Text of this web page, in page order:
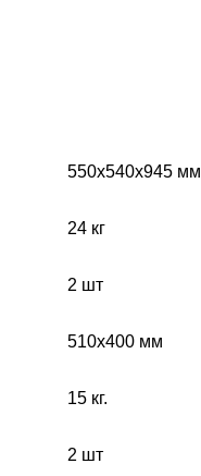
550х540х945 мм
24 кг
2 шт
510х400 мм
15 кг.
2 шт